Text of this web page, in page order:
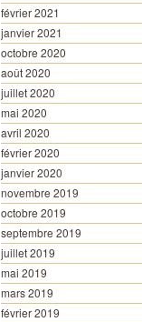
février 2021
janvier 2021
octobre 2020
août 2020
juillet 2020
mai 2020
avril 2020
février 2020
janvier 2020
novembre 2019
octobre 2019
septembre 2019
juillet 2019
mai 2019
mars 2019
février 2019